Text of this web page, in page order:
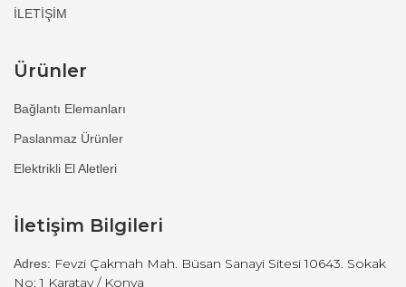
İLETİŞİM
Ürünler
Bağlantı Elemanları
Paslanmaz Ürünler
Elektrikli El Aletleri
İletişim Bilgileri
Adres: Fevzi Çakmah Mah. Büsan Sanayi Sitesi 10643. Sokak
No: 1 Karatay / Konya